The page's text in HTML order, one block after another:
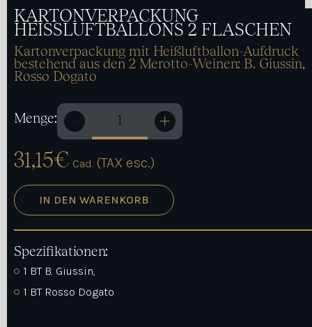
KARTONVERPACKUNG
HEISSLUFTBALLONS 2 FLASCHEN
Kartonverpackung mit Heißluftballon-Aufdruck
bestehend aus den 2 Merotto-Weinen: B. Giussin,
Rosso Dogato
Menge:
Kartonverpackung
Heißluftballons
2
Flaschen
Menge
31,15€ Cad. (TAX esc.)
IN DEN WARENKORB
Spezifikationen:
1 BT B. Giussin,
1 BT Rosso Dogato